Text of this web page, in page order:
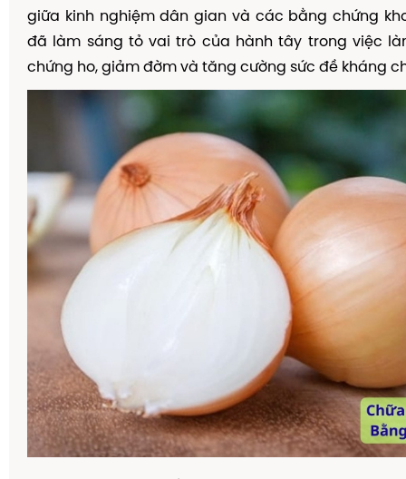
Kiến Thức Về Tam Thất
Kiến Thức Về Tiểu Đường
Kiến Thức Về Dầu Gội Thảo Dược
Kiến Thức Về Máy Lọc Không Khí
giữa kinh nghiệm dân gian và các bằng chứng
đã làm sáng tỏ vai trò của hành tây trong việc
chứng ho, giảm đờm và tăng cường sức đề kháng